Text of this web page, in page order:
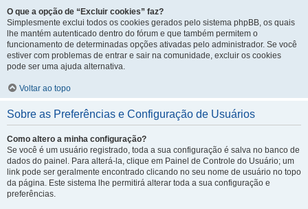
O que a opção de “Excluir cookies” faz?
Simplesmente exclui todos os cookies gerados pelo sistema phpBB, os quais
lhe mantém autenticado dentro do fórum e que também permitem o
funcionamento de determinadas opções ativadas pelo administrador. Se você
estiver com problemas de entrar e sair na comunidade, excluir os cookies
pode ser uma ajuda alternativa.
Voltar ao topo
Sobre as Preferências e Configuração de Usuários
Como altero a minha configuração?
Se você é um usuário registrado, toda a sua configuração é salva no banco de
dados do painel. Para alterá-la, clique em Painel de Controle do Usuário; um
link pode ser geralmente encontrado clicando no seu nome de usuário no topo
da página. Este sistema lhe permitirá alterar toda a sua configuração e
preferências.